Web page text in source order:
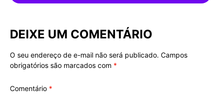
DEIXE UM COMENTÁRIO
O seu endereço de e-mail não será publicado. Campos
obrigatórios são marcados com *
Comentário *
Alternative: